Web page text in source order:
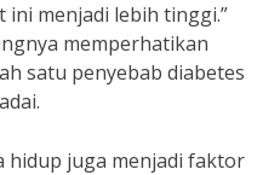
menjadi lebih tinggi.”
memperhatikan
satu penyebab diabetes
hidup juga menjadi faktor